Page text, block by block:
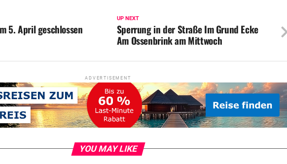
UP NEXT
Sperrung in der Straße Im Grund Ecke
Am Ossenbrink am Mittwoch
5. April geschlossen
ADVERTISEMENT
YOU MAY LIKE